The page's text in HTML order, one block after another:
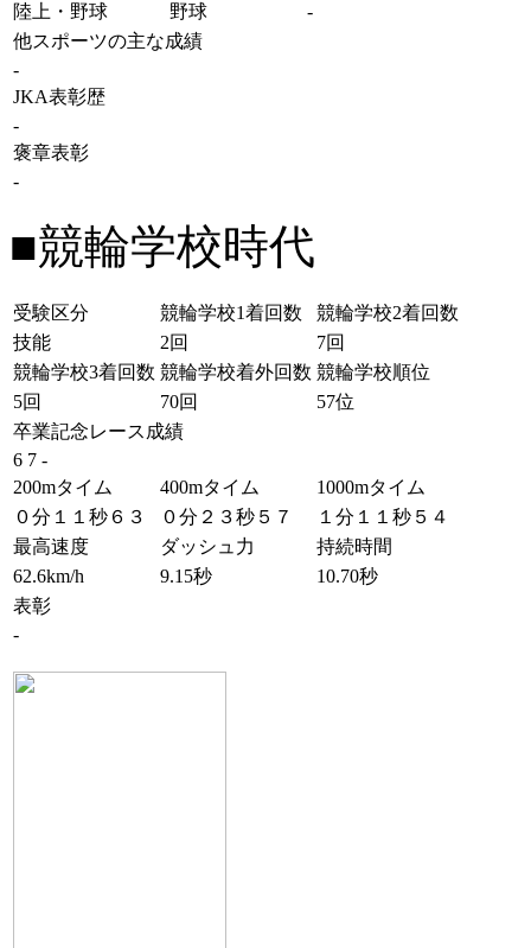
陸上・野球
野球
-
他スポーツの主な成績
-
JKA表彰歴
-
褒章表彰
-
■競輪学校時代
受験区分 競輪学校1着回数
競輪学校2着回数
技能
2回
7回
競輪学校3着回数 競輪学校着外回数 競輪学校順位
5回
70回
57位
卒業記念レース成績
6 7 -
200mタイム
400mタイム
1000mタイム
０分１１秒６３
０分２３秒５７
１分１１秒５４
最高速度
ダッシュ力
持続時間
62.6km/h
9.15秒
10.70秒
表彰
-